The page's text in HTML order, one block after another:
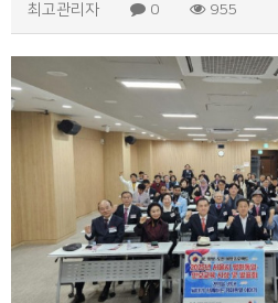
최고관리자 0 955